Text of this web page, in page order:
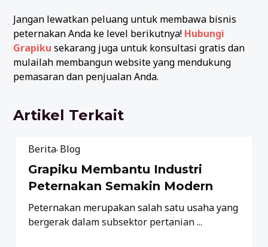
Jangan lewatkan peluang untuk membawa bisnis
peternakan Anda ke level berikutnya! Hubungi
Grapiku sekarang juga untuk konsultasi gratis dan
mulailah membangun website yang mendukung
pemasaran dan penjualan Anda.
Artikel Terkait
Berita, Blog
Grapiku Membantu Industri
Peternakan Semakin Modern
Peternakan merupakan salah satu usaha yang
bergerak dalam subsektor pertanian ...